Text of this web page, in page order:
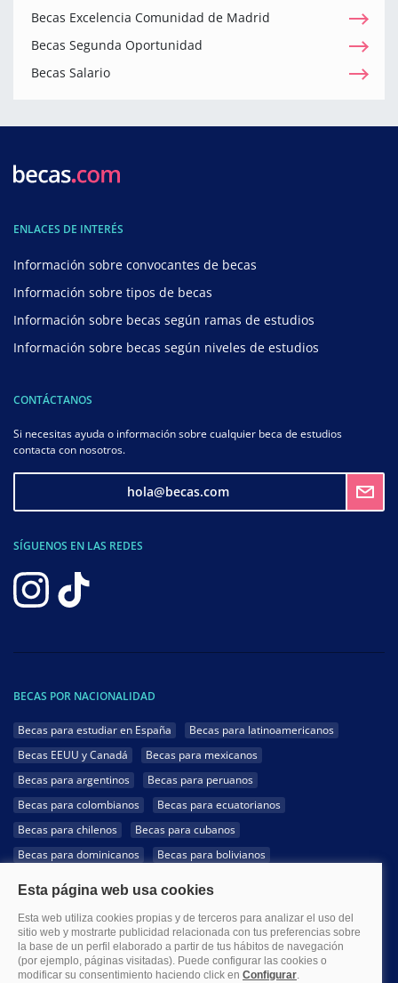
Becas Excelencia Comunidad de Madrid
Becas Segunda Oportunidad
Becas Salario
ENLACES DE INTERÉS
Información sobre convocantes de becas
Información sobre tipos de becas
Información sobre becas según ramas de estudios
Información sobre becas según niveles de estudios
CONTÁCTANOS
Si necesitas ayuda o información sobre cualquier beca de estudios
contacta con nosotros.
hola@becas.com
SÍGUENOS EN LAS REDES
BECAS POR NACIONALIDAD
Becas para estudiar en España
Becas para latinoamericanos
Becas EEUU y Canadá
Becas para mexicanos
Becas para argentinos
Becas para peruanos
Becas para colombianos
Becas para ecuatorianos
Becas para chilenos
Becas para cubanos
Becas para dominicanos
Becas para bolivianos
Becas para hondureños
Becas para paraguayos
Becas para uruguayos
Becas para salvadoreños